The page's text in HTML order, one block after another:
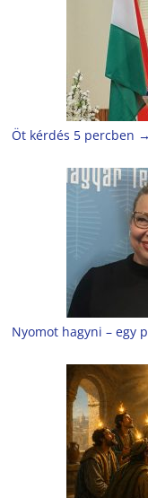
Öt kérdés 5 percben →
Nyomot hagyni – egy